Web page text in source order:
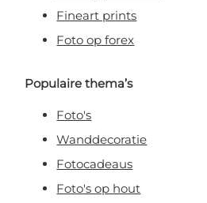
Fineart prints
Foto op forex
Populaire thema’s
Foto's
Wanddecoratie
Fotocadeaus
Foto's op hout